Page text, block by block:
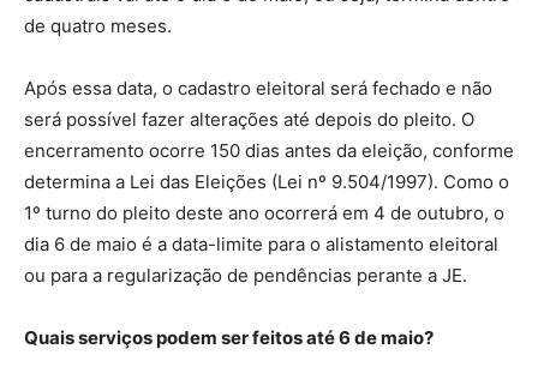
de quatro meses.
Após essa data, o cadastro eleitoral será fechado e não
será possível fazer alterações até depois do pleito. O
encerramento ocorre 150 dias antes da eleição, conforme
determina a Lei das Eleições (Lei nº 9.504/1997). Como o
1º turno do pleito deste ano ocorrerá em 4 de outubro, o
dia 6 de maio é a data-limite para o alistamento eleitoral
ou para a regularização de pendências perante a JE.
Quais serviços podem ser feitos até 6 de maio?